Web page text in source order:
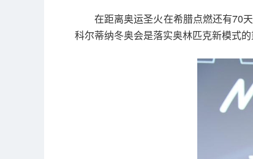
在距离奥运圣火在希腊点燃还有70
科尔蒂纳冬奥会是落实奥林匹克新模式